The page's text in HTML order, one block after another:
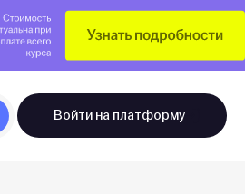
Войти на платформу